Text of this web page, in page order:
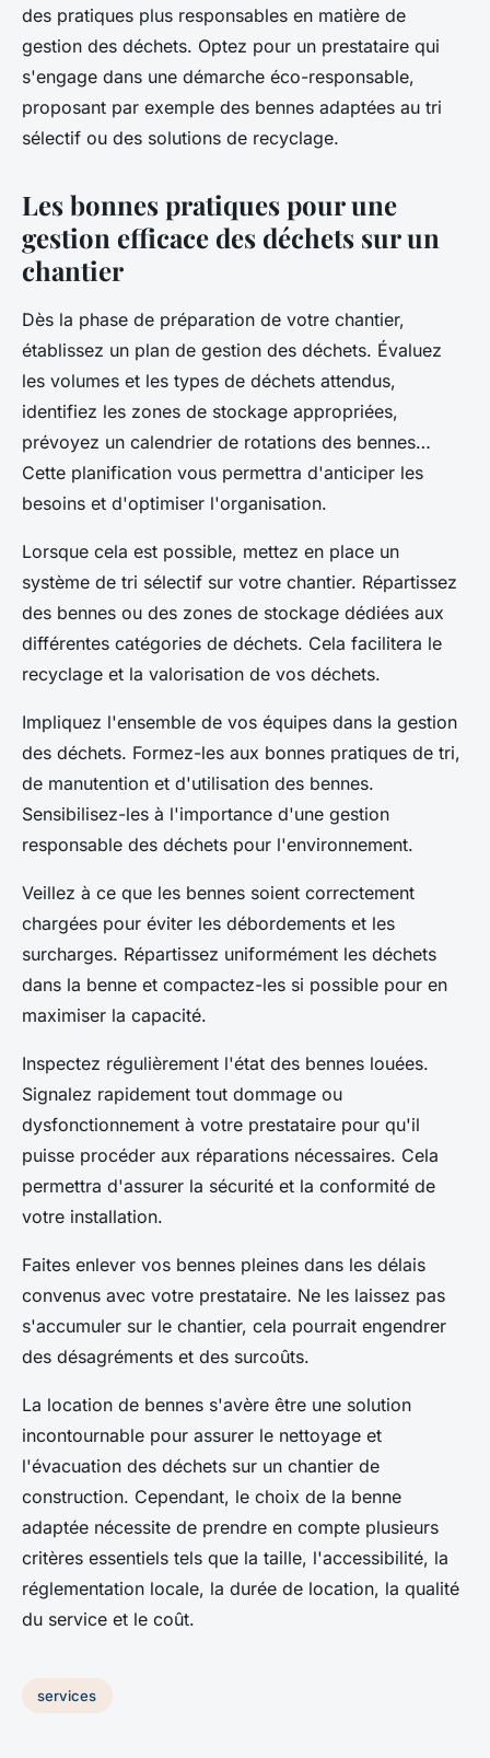
des pratiques plus responsables en matière de
gestion des déchets. Optez pour un prestataire qui
s'engage dans une démarche éco-responsable,
proposant par exemple des bennes adaptées au tri
sélectif ou des solutions de recyclage.
Les bonnes pratiques pour une
gestion efficace des déchets sur un
chantier
Dès la phase de préparation de votre chantier,
établissez un plan de gestion des déchets. Évaluez
les volumes et les types de déchets attendus,
identifiez les zones de stockage appropriées,
prévoyez un calendrier de rotations des bennes…
Cette planification vous permettra d'anticiper les
besoins et d'optimiser l'organisation.
Lorsque cela est possible, mettez en place un
système de tri sélectif sur votre chantier. Répartissez
des bennes ou des zones de stockage dédiées aux
différentes catégories de déchets. Cela facilitera le
recyclage et la valorisation de vos déchets.
Impliquez l'ensemble de vos équipes dans la gestion
des déchets. Formez-les aux bonnes pratiques de tri,
de manutention et d'utilisation des bennes.
Sensibilisez-les à l'importance d'une gestion
responsable des déchets pour l'environnement.
Veillez à ce que les bennes soient correctement
chargées pour éviter les débordements et les
surcharges. Répartissez uniformément les déchets
dans la benne et compactez-les si possible pour en
maximiser la capacité.
Inspectez régulièrement l'état des bennes louées.
Signalez rapidement tout dommage ou
dysfonctionnement à votre prestataire pour qu'il
puisse procéder aux réparations nécessaires. Cela
permettra d'assurer la sécurité et la conformité de
votre installation.
Faites enlever vos bennes pleines dans les délais
convenus avec votre prestataire. Ne les laissez pas
s'accumuler sur le chantier, cela pourrait engendrer
des désagréments et des surcoûts.
La location de bennes s'avère être une solution
incontournable pour assurer le nettoyage et
l'évacuation des déchets sur un chantier de
construction. Cependant, le choix de la benne
adaptée nécessite de prendre en compte plusieurs
critères essentiels tels que la taille, l'accessibilité, la
réglementation locale, la durée de location, la qualité
du service et le coût.
services